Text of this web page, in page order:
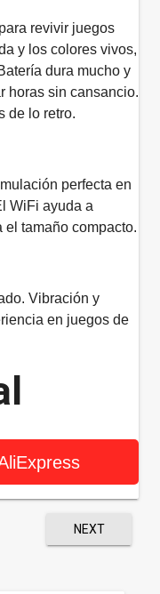
revivir juegos
y los colores vivos,
dura mucho y
horas sin cansancio.
de lo retro.
perfecta en
WiFi ayuda a
tamaño compacto.
Vibración y
en juegos de
NEXT